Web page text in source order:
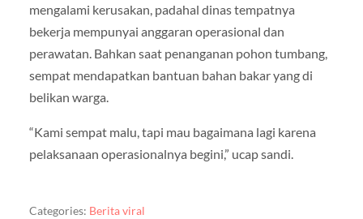
mengalami kerusakan, padahal dinas tempatnya
bekerja mempunyai anggaran operasional dan
perawatan. Bahkan saat penanganan pohon tumbang,
sempat mendapatkan bantuan bahan bakar yang di
belikan warga.
“Kami sempat malu, tapi mau bagaimana lagi karena
pelaksanaan operasionalnya begini,” ucap sandi.
Categories: Berita viral